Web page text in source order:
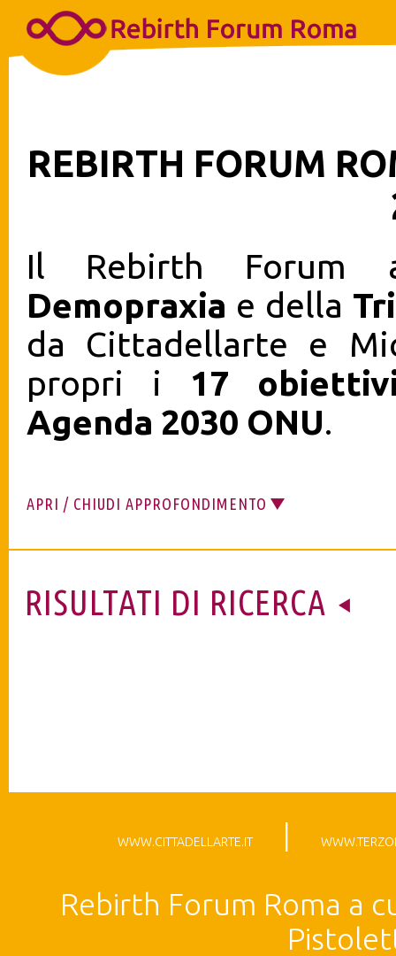
REBIRTH FORUM
Il Rebirth Forum
Demopraxia e della
da Cittadellarte e
propri i 17
Agenda 2030 ONU.
APRI / CHIUDI APPROFONDIMENTO
RISULTATI DI RICERCA
WWW.CITTADELLARTE.IT
Rebirth Forum Roma a